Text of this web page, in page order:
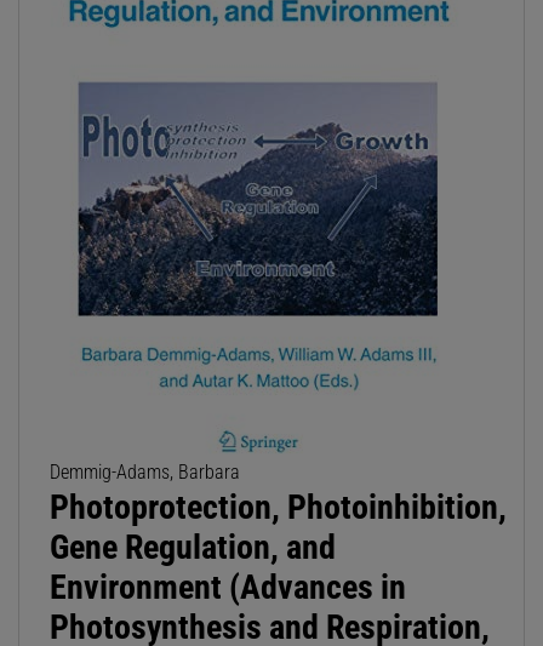
Demmig-Adams, Barbara
Photoprotection, Photoinhibition,
Gene Regulation, and
Environment (Advances in
Photosynthesis and Respiration,